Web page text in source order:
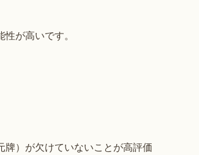
が高いです。
）が欠けていないことが高評価